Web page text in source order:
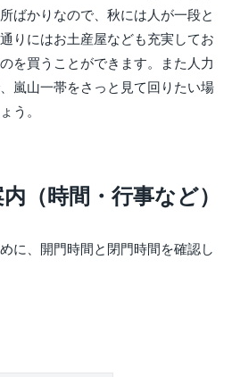
ばかりなので、秋には人が一段と
りにはお土産屋なども充実してお
を買うことができます。また人力
嵐山一帯をさっと見て回りたい場
う。
（時間・行事など）
に、開門時間と閉門時間を確認し